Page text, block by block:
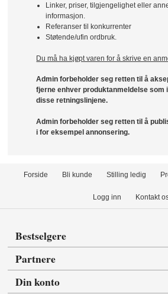
Linker, priser, tilgjengelighet eller
informasjon.
Referanser til konkurrenter
Støtende/ufin ordbruk.
Du må ha kjøpt varen for å skrive en
Admin forbeholder seg retten til å
fjerne enhver produktanmeldelse som
disse retningslinjene.
Admin forbeholder seg retten til å
i for eksempel annonsering.
Forside Bli kunde Stilling ledig
Logg inn Kontakt
Bestselgere
Partnere
Din konto